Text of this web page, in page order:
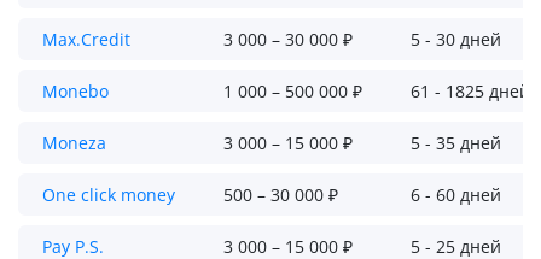
Max.Credit 3 000 – 30 000 ₽ 5 - 30 дней
Monebo 1 000 – 500 000 ₽ 61 - 1825 дней
Moneza 3 000 – 15 000 ₽ 5 - 35 дней
One click money 500 – 30 000 ₽ 6 - 60 дней
Pay P.S. 3 000 – 15 000 ₽ 5 - 25 дней